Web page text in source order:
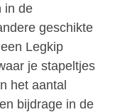
in de
geschikte
Legkip
je stapeltjes
het aantal
bijdrage in de